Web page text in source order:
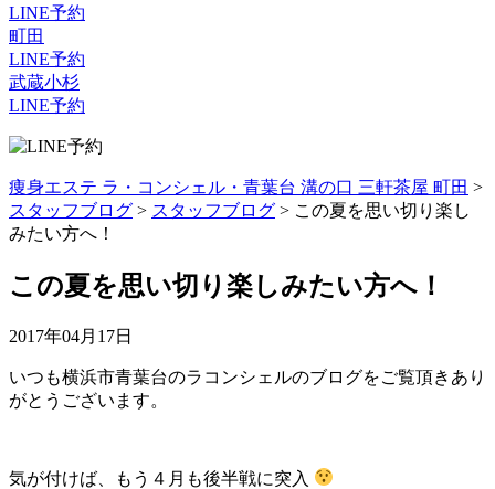
LINE予約
町田
LINE予約
武蔵小杉
LINE予約
痩身エステ ラ・コンシェル・青葉台 溝の口 三軒茶屋 町田 >
スタッフブログ > スタッフブログ > この夏を思い切り楽し
みたい方へ！
この夏を思い切り楽しみたい方へ！
2017年04月17日
いつも横浜市青葉台のラコンシェルのブログをご覧頂きあり
がとうございます。
気が付けば、もう４月も後半戦に突入